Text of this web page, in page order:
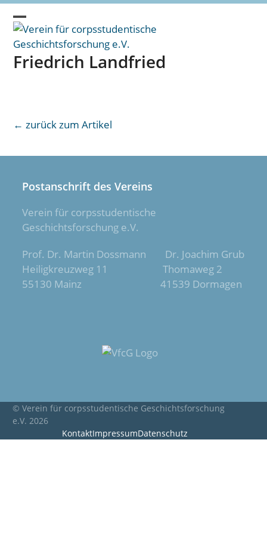
Skip
content
Open
mobile
menu
Close
mobile
menu
Friedrich Landfried
← zurück zum Artikel
Postanschrift des Vereins
Verein für corpsstudentische
Geschichtsforschung e.V.
Prof. Dr. Martin Dossmann Dr. Joachim Grub
Heiligkreuzweg 11 Thomaweg 2
55130 Mainz 41539 Dormagen
© Verein für corpsstudentische Geschichtsforschung
e.V. 2026
KontaktImpressumDatenschutz